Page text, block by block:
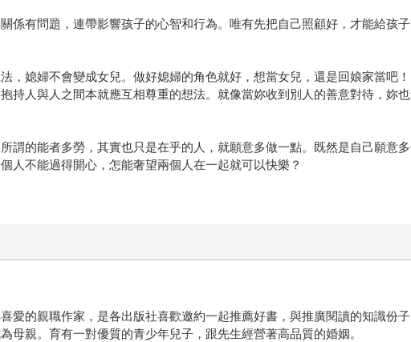
係有問題，連帶影響孩子的心智和行為。唯有先把自己照顧好，才能給孩
，媳婦不會變成女兒。做好媳婦的角色就好，想當女兒，還是回娘家當吧！
持人與人之間本就應互相尊重的想法。就像當妳收到別人的善意對待，妳
謂的能者多勞，其實也只是在乎的人，就願意多做一點。既然是自己願意
人不能過得開心，怎能奢望兩個人在一起就可以快樂？
愛的親職作家，是各出版社喜歡邀約一起推薦好書，與推廣閱讀的知識份
母親。育有一對優質的青少年兒子，跟先生經營著高品質的婚姻。